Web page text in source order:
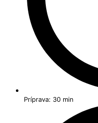
Príprava: 30 min